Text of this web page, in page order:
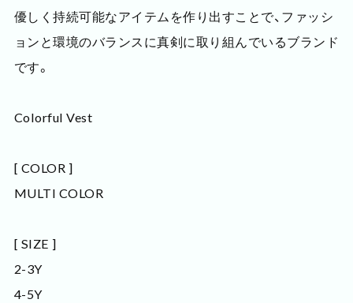
優しく持続可能なアイテムを作り出すことで、ファッシ
ョンと環境のバランスに真剣に取り組んでいるブランド
です。
Colorful Vest
[ COLOR ]
MULTI COLOR
[ SIZE ]
2-3Y
4-5Y